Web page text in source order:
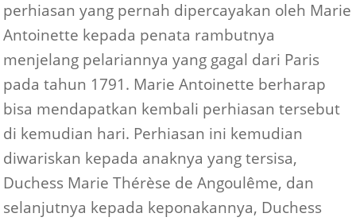
perhiasan yang pernah dipercayakan oleh Marie
Antoinette kepada penata rambutnya
menjelang pelariannya yang gagal dari Paris
pada tahun 1791. Marie Antoinette berharap
bisa mendapatkan kembali perhiasan tersebut
di kemudian hari. Perhiasan ini kemudian
diwariskan kepada anaknya yang tersisa,
Duchess Marie Thérèse de Angoulême, dan
selanjutnya kepada keponakannya, Duchess